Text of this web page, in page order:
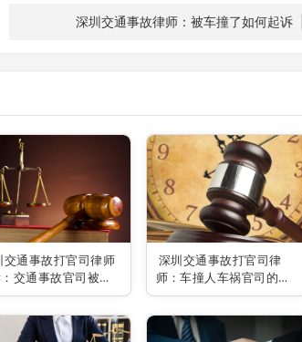
深圳交通事故律师：被车撞了如何起诉
交通事故打官司律师
交通事故官司被告
要请律师
深圳交通事故打官司律
师：车撞人车祸官司的应
对之道